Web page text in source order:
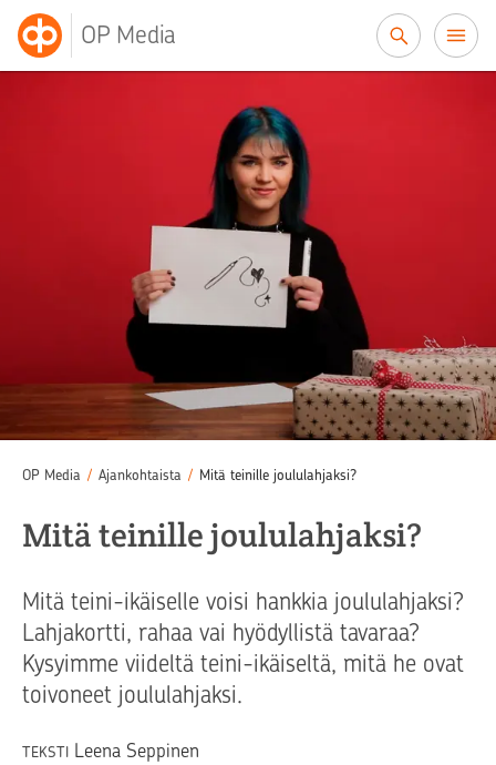
OP Media
OP Media / Ajankohtaista / Mitä teinille joululahjaksi?
Mitä teinille joululahjaksi?
Mitä teini-ikäiselle voisi hankkia joululahjaksi?
Lahjakortti, rahaa vai hyödyllistä tavaraa?
Kysyimme viideltä teini-ikäiseltä, mitä he ovat
toivoneet joululahjaksi.
TEKSTI Leena Seppinen